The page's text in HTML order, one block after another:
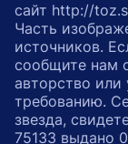
сайт http://
Часть
источников.
сообщите нам
авторство
требованию.
звезда,
75133 выдано